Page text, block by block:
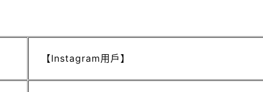
【Instagram用戶】